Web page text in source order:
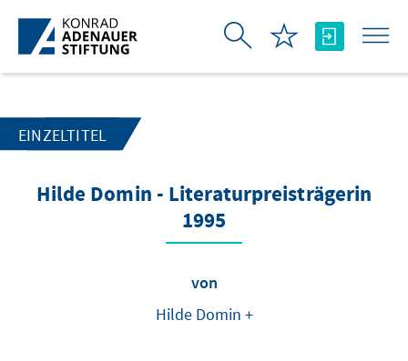
Zum Hauptinhalt springen
EINZELTITEL
Hilde Domin - Literaturpreisträgerin
1995
von
Hilde Domin +